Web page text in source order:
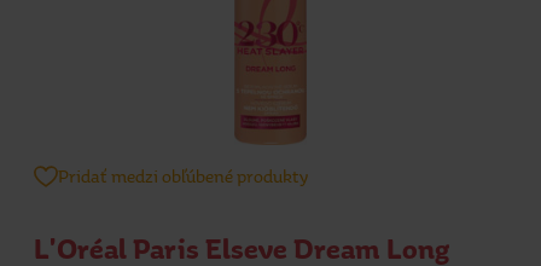
Pridať medzi obľúbené produkty
L'Oréal Paris Elseve Dream Long